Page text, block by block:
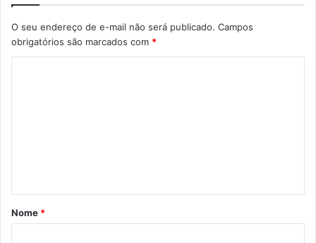
O seu endereço de e-mail não será publicado. Campos
obrigatórios são marcados com *
á
r
Nome *